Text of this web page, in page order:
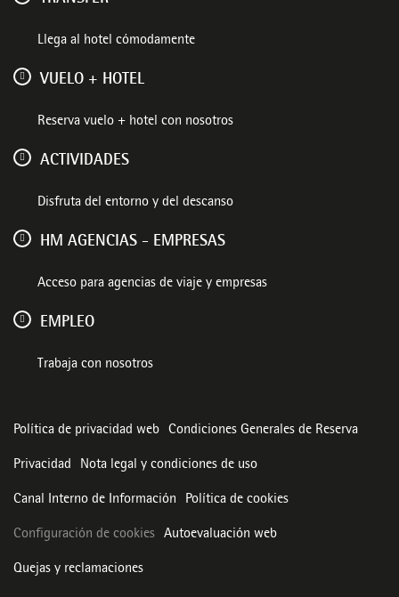
Llega al hotel cómodamente
VUELO + HOTEL
Reserva vuelo + hotel con nosotros
ACTIVIDADES
Disfruta del entorno y del descanso
HM AGENCIAS - EMPRESAS
Acceso para agencias de viaje y empresas
EMPLEO
Trabaja con nosotros
Política de privacidad web Condiciones Generales de Reserva
Privacidad Nota legal y condiciones de uso
Canal Interno de Información Política de cookies
Configuración de cookies Autoevaluación web
Quejas y reclamaciones